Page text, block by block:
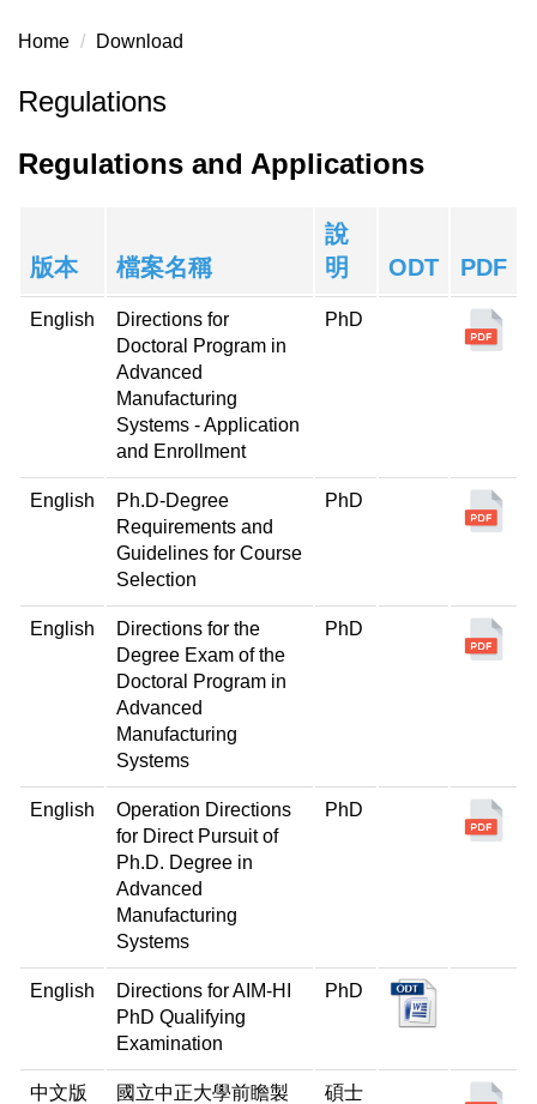
Home Download
Regulations
Regulations and Applications
版本 檔案名稱
說
明
ODT PDF
English
Directions for
Doctoral Program in
Advanced
Manufacturing
Systems - Application
and Enrollment
PhD
English
Ph.D-Degree
Requirements and
Guidelines for Course
Selection
PhD
English
Directions for the
Degree Exam of the
Doctoral Program in
Advanced
Manufacturing
Systems
PhD
English
Operation Directions
for Direct Pursuit of
Ph.D. Degree in
Advanced
Manufacturing
Systems
PhD
English
Directions for AIM-HI
PhD Qualifying
Examination
PhD
中文版
國立中正大學前瞻製
碩士